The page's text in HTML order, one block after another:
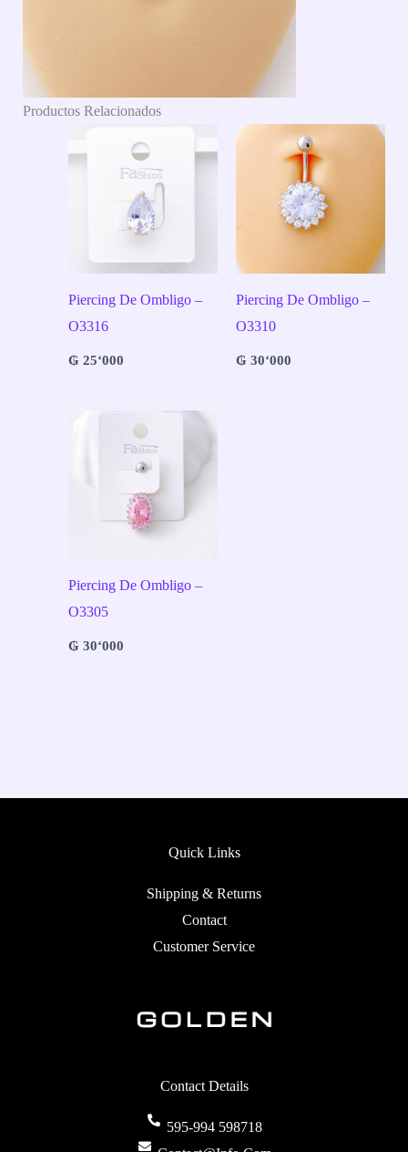
Productos Relacionados
Piercing De Ombligo –
O3316
₲25‘000
Piercing De Ombligo –
O3310
₲30‘000
Piercing De Ombligo –
O3305
₲30‘000
Contact Details
595-994 598718
Quick Links
Shipping & Returns
Contact
Customer Service